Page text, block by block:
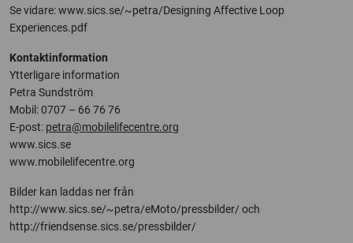
Se vidare: www.sics.se/~petra/Designing Affective Loop
Experiences.pdf
Kontaktinformation
Ytterligare information
Petra Sundström
Mobil: 0707 – 66 76 76
E-post: petra@mobilelifecentre.org
www.sics.se
www.mobilelifecentre.org
Bilder kan laddas ner från
http://www.sics.se/~petra/eMoto/pressbilder/ och
http://friendsense.sics.se/pressbilder/